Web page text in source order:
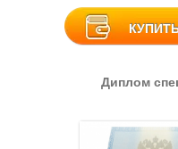
Диплом